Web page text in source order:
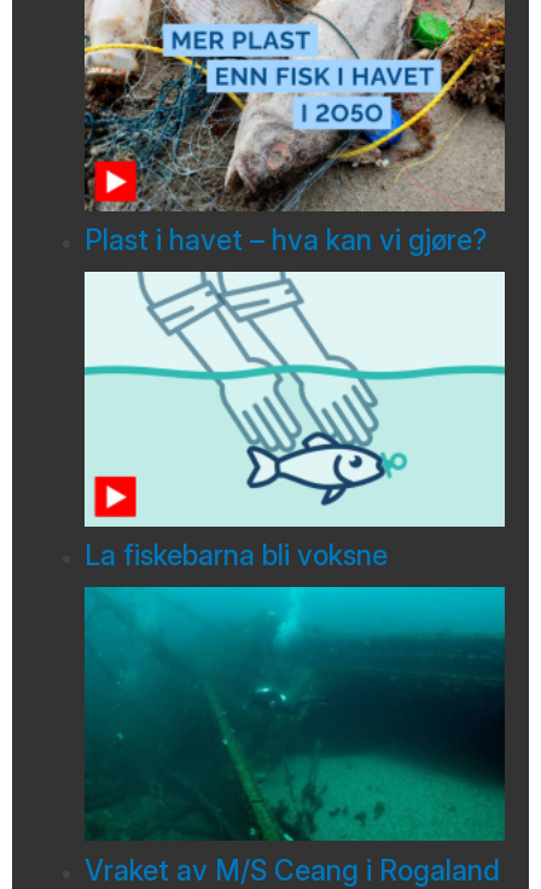
Plast i havet – hva kan vi gjøre?
La fiskebarna bli voksne
Vraket av M/S Ceang i Rogaland